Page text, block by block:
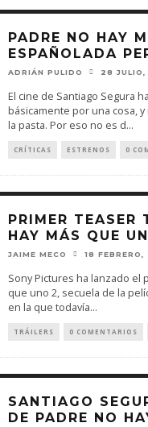
PADRE NO HAY
ESPAÑOLADA
ADRIÁN PULIDO 28
El cine de Santiago Segura
básicamente por una cosa,
la pasta. Por eso no es d...
CRÍTICAS ESTRENOS 0
PRIMER TEASER
HAY MÁS QUE
JAIME MECO 18
Sony Pictures ha lanzado el
que uno 2, secuela de la
en la que todavía...
TRÁILERS 0 COMENTARIOS
SANTIAGO
DE PADRE NO